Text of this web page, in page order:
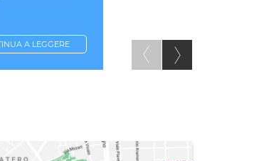
A LEGGERE CONTINUA A LEGGERE